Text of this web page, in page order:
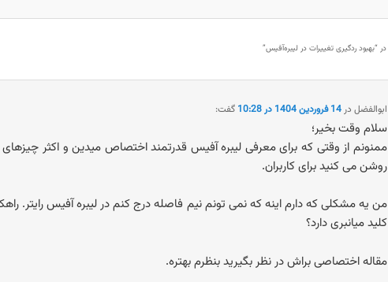
بهبود ردگیری تغییرات در لیبره‌آفیس”
ابوالفضل در14 فروردین 1404 در 10:28 گفت:
سلام وقت بخیر؛
ممنونم از وقتی که برای معرفی لیبره آفیس قدرتمند اختصاص میدین و اکثر
روشن می کنید برای کاربران.
من یه مشکلی که دارم اینه که نمی تونم نیم فاصله درج کنم در لیبره آفیس رایتر.
کلید میانبری دارد؟
مقاله اختصاصی براش در نظر بگیرید بنظرم بهتره.